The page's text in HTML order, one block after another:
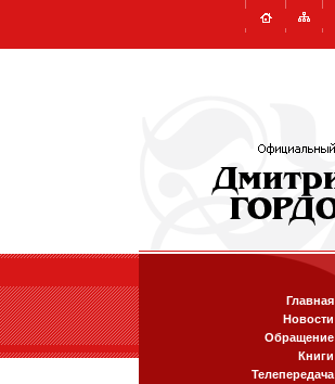
Главная
Новости
Обращение
Книги
Телепередача